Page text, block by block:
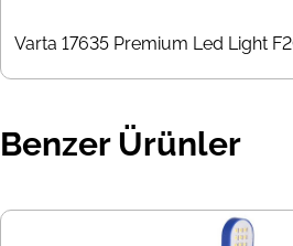
Varta 17635 Premium Led Light
Benzer Ürünler